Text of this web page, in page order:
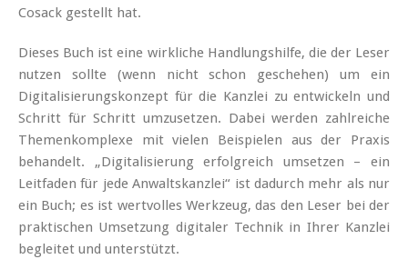
Cosack gestellt hat.
Dieses Buch ist eine wirkliche Handlungshilfe, die der Leser
nutzen sollte (wenn nicht schon geschehen) um ein
Digitalisierungskonzept für die Kanzlei zu entwickeln und
Schritt für Schritt umzusetzen. Dabei werden zahlreiche
Themenkomplexe mit vielen Beispielen aus der Praxis
behandelt. „Digitalisierung erfolgreich umsetzen – ein
Leitfaden für jede Anwaltskanzlei“ ist dadurch mehr als nur
ein Buch; es ist wertvolles Werkzeug, das den Leser bei der
praktischen Umsetzung digitaler Technik in Ihrer Kanzlei
begleitet und unterstützt.